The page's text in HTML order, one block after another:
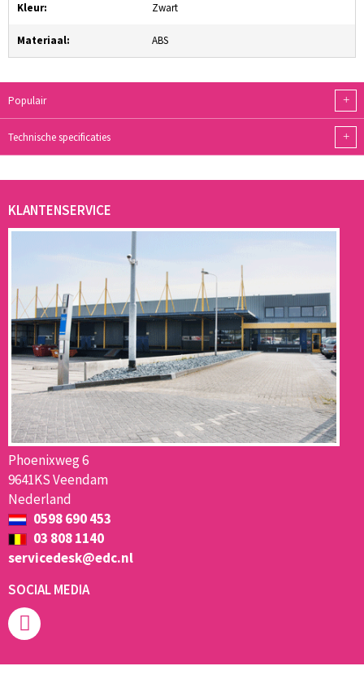
Kleur: Zwart
Materiaal: ABS
Populair +
Technische specificaties +
KLANTENSERVICE
Phoenixweg 6
9641KS Veendam
Nederland
0598 690 453
03 808 1140
servicedesk@edc.nl
SOCIAL MEDIA